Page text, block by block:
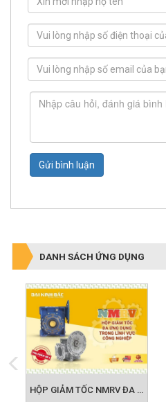
Gửi bình luận
DANH SÁCH ỨNG DỤNG
HỘP GIẢM TỐC NMRV ĐA ỨNG DỤNG TRONG NGÀNH CÔNG NGHIỆP